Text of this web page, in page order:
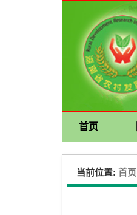
首页
当前位置: 首页